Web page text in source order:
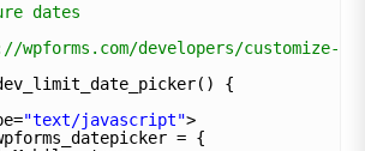
dates
wpforms.com/developers/
{
"text/javascript">
= {